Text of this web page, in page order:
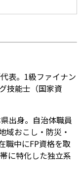
表。1級ファイナン
技能士（国家資
出身。自治体職員
域おこし・防災・
職中にFP資格を取
に特化した独立系